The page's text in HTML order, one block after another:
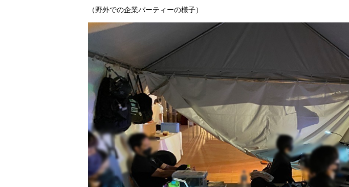
（野外での企業パーティーの様子）